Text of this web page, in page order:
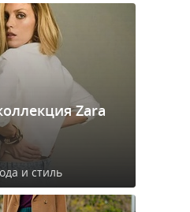
Zara
и стиль